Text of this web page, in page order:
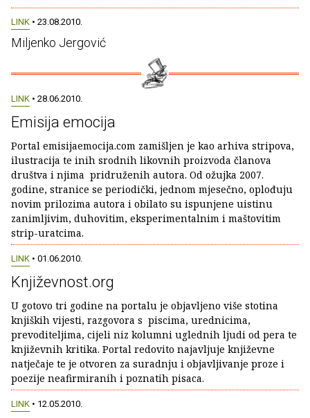
LINK • 23.08.2010.
Miljenko Jergović
LINK • 28.06.2010.
Emisija emocija
Portal emisijaemocija.com zamišljen je kao arhiva stripova,
ilustracija te inih srodnih likovnih proizvoda članova
društva i njima pridruženih autora. Od ožujka 2007.
godine, stranice se periodički, jednom mjesečno, oplođuju
novim prilozima autora i obilato su ispunjene uistinu
zanimljivim, duhovitim, eksperimentalnim i maštovitim
strip-uratcima.
LINK • 01.06.2010.
Književnost.org
U gotovo tri godine na portalu je objavljeno više stotina
knjiških vijesti, razgovora s piscima, urednicima,
prevoditeljima, cijeli niz kolumni uglednih ljudi od pera te
književnih kritika. Portal redovito najavljuje književne
natječaje te je otvoren za suradnju i objavljivanje proze i
poezije neafirmiranih i poznatih pisaca.
LINK • 12.05.2010.